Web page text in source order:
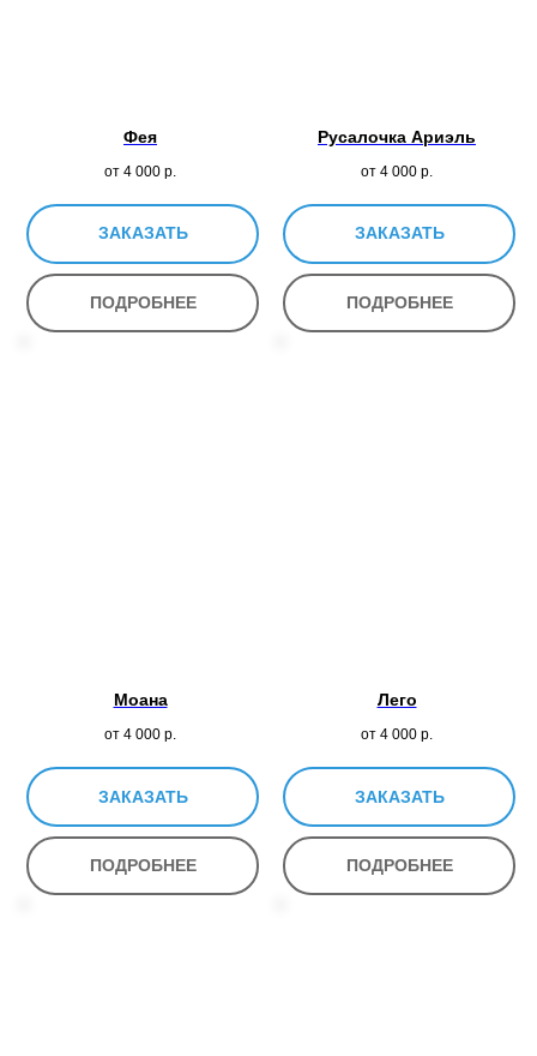
Фея
от 4 000 р.
ЗАКАЗАТЬ
ПОДРОБНЕЕ
Русалочка Ариэль
от 4 000 р.
ЗАКАЗАТЬ
ПОДРОБНЕЕ
Моана
от 4 000 р.
ЗАКАЗАТЬ
ПОДРОБНЕЕ
Лего
от 4 000 р.
ЗАКАЗАТЬ
ПОДРОБНЕЕ